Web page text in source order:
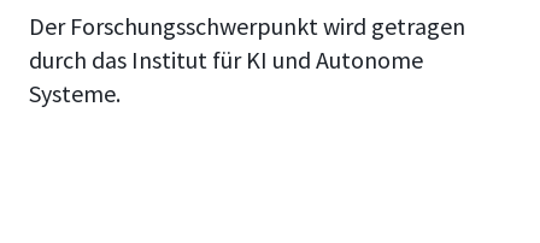
Der Forschungsschwerpunkt wird getragen
durch das Institut für KI und Autonome
Systeme.